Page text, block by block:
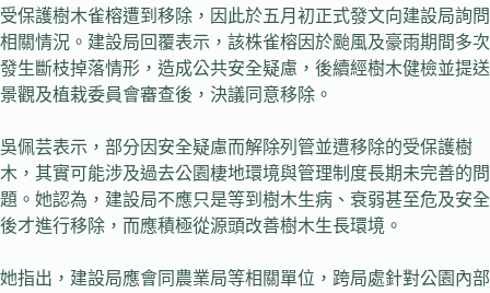
受保護樹木雀榕遭到移除，因此於五月初正式發文向建設局詢問
相關情況。建設局回覆表示，該株雀榕因於颱風及豪雨期間多次
發生斷枝掉落情形，造成公共安全疑慮，後續經樹木健檢並提送
景觀及植栽委員會審查後，決議同意移除。
吳佩芸表示，部分因安全疑慮而解除列管並遭移除的受保護樹
木，其實可能涉及過去公園棲地環境與管理制度長期未完善的問
題。她認為，建設局不應只是等到樹木生病、衰弱甚至危及安全
後才進行移除，而應積極從源頭改善樹木生長環境。
她指出，建設局應會同農業局等相關單位，跨局處針對公園內部